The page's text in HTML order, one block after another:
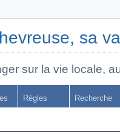
sa
sur la vie locale,
Règles Recherche